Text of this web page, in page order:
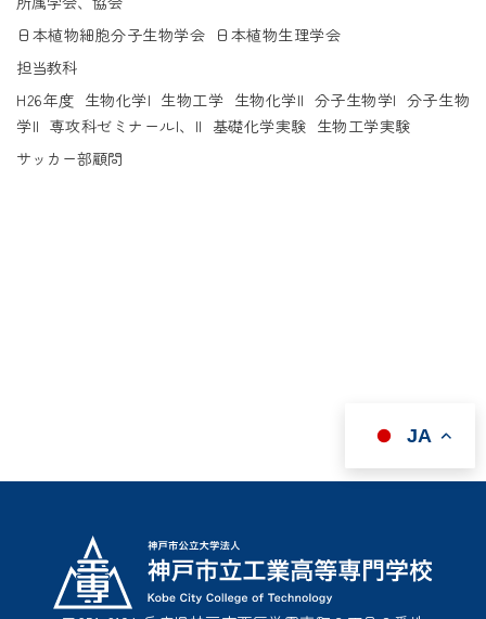
日本植物細胞分子生物学会 日本植物生理学会
担当教科
H26年度 生物化学I 生物工学 生物化学II 分子生物学I 分子生物
学II 専攻科ゼミナールI、II 基礎化学実験 生物工学実験
サッカー部顧問
JA